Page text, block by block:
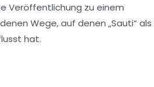
Veröffentlichung zu einem
Wege, auf denen „Sauti“ als
hat.